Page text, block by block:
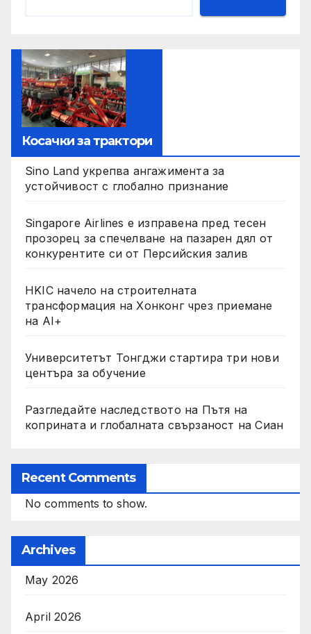
Косачки за трактори
Sino Land укрепва ангажимента за
устойчивост с глобално признание
Singapore Airlines е изправена пред тесен
прозорец за спечелване на пазарен дял от
конкурентите си от Персийския залив
HKIC начело на строителната
трансформация на Хонконг чрез приемане
на AI+
Университетът Тонгджи стартира три нови
центъра за обучение
Разгледайте наследството на Пътя на
коприната и глобалната свързаност на Сиан
Recent Comments
No comments to show.
Archives
May 2026
April 2026